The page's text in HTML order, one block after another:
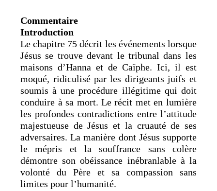
Commentaire
Introduction
Le chapitre 75 décrit les événements lorsque
Jésus se trouve devant le tribunal dans les
maisons d’Hanna et de Caïphe. Ici, il est
moqué, ridiculisé par les dirigeants juifs et
soumis à une procédure illégitime qui doit
conduire à sa mort. Le récit met en lumière
les profondes contradictions entre l’attitude
majestueuse de Jésus et la cruauté de ses
adversaires. La manière dont Jésus supporte
le mépris et la souffrance sans colère
démontre son obéissance inébranlable à la
volonté du Père et sa compassion sans
limites pour l’humanité.